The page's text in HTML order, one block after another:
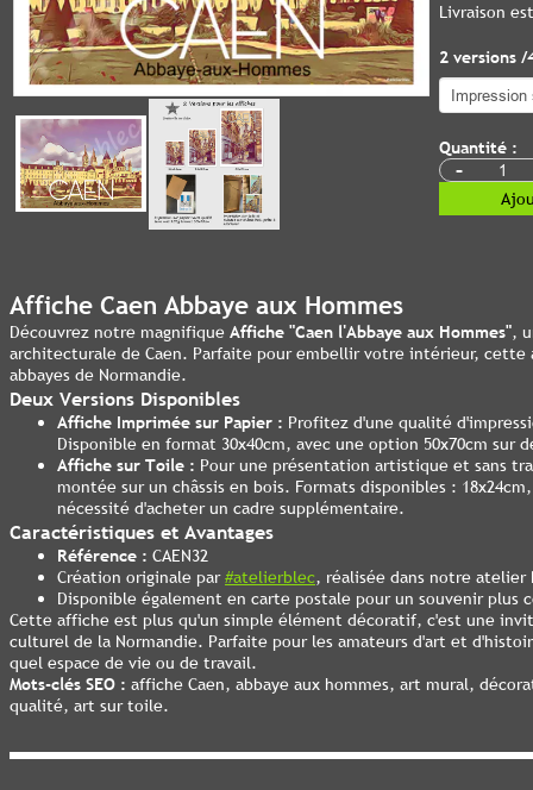
Livraison
2 versions
Quantité :
-
Affiche Caen Abbaye aux Hommes
Découvrez notre magnifique Affiche "Caen l'Abbaye aux Hommes",
architecturale de Caen. Parfaite pour embellir votre intérieur, cette
abbayes de Normandie.
Deux Versions Disponibles
Affiche Imprimée sur Papier : Profitez d'une qualité
Disponible en format 30x40cm, avec une option 50x70cm sur
Affiche sur Toile : Pour une présentation artistique et sans
montée sur un châssis en bois. Formats disponibles :
nécessité d'acheter un cadre supplémentaire.
Caractéristiques et Avantages
Référence : CAEN32
Création originale par#atelierblec, réalisée dans notre atelier
Disponible également en carte postale pour un souvenir plus
Cette affiche est plus qu'un simple élément décoratif, c'est une
culturel de la Normandie. Parfaite pour les amateurs d'art et
quel espace de vie ou de travail.
Mots-clés SEO : affiche Caen, abbaye aux hommes, art mural,
qualité, art sur toile.